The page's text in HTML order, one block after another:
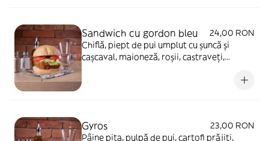
Sandwich cu gordon bleu
24,00 RON
Chiflă, piept de pui umplut cu șuncă și
cașcaval, maioneză, roșii, castraveți,
Gyros
23,00 RON
Pâine pita, pulpă de pui, cartofi prăjiți,